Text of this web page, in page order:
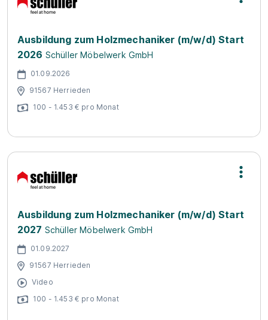
Ausbildung zum Holzmechaniker (m/w/d) Start
2026 Schüller Möbelwerk GmbH
01.09.2026
91567 Herrieden
100 - 1.453 € pro Monat
Ausbildung zum Holzmechaniker (m/w/d) Start
2027 Schüller Möbelwerk GmbH
01.09.2027
91567 Herrieden
Video
100 - 1.453 € pro Monat